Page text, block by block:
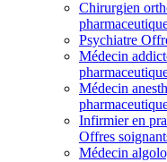
Chirurgien
Psychiatre
Médecin
Médecin
Infirmier en
Offres
Médecin